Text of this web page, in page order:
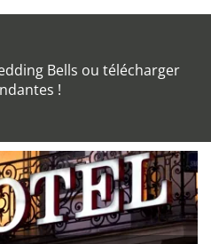
Bells ou télécharger
!